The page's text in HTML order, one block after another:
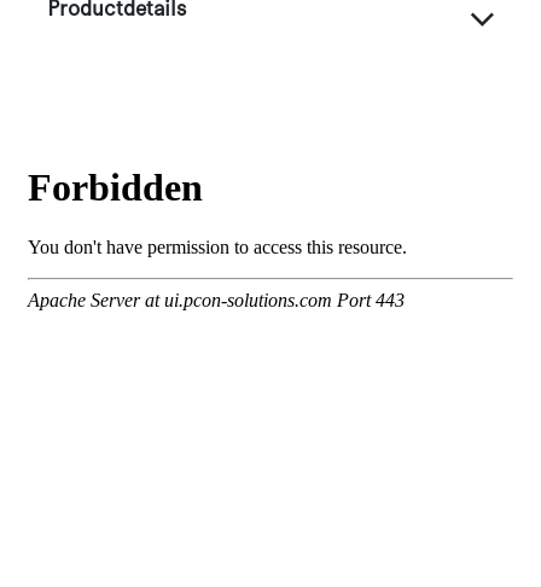
Productdetails